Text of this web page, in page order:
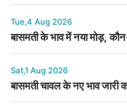
Tue,4 Aug 2026
बासमती के भाव में नया मोड़,
Sat,1 Aug 2026
बासमती चावल के नए भाव जारी